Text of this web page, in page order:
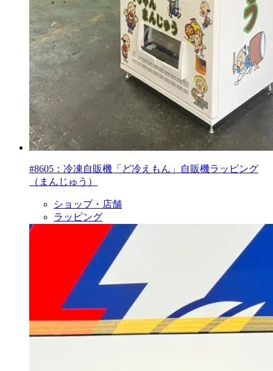
#8605：冷凍自販機「ど冷えもん」自販機ラッピング
（まんじゅう）
ショップ・店舗
ラッピング